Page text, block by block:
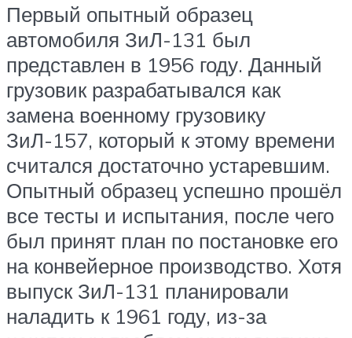
Первый опытный образец
автомобиля ЗиЛ-131 был
представлен в 1956 году. Данный
грузовик разрабатывался как
замена военному грузовику
ЗиЛ-157, который к этому времени
считался достаточно устаревшим.
Опытный образец успешно прошёл
все тесты и испытания, после чего
был принят план по постановке его
на конвейерное производство. Хотя
выпуск ЗиЛ-131 планировали
наладить к 1961 году, из-за